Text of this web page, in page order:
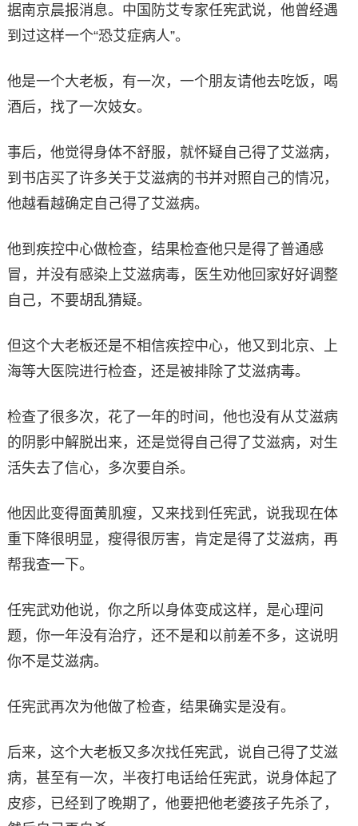
据南京晨报消息。中国防艾专家任宪武说，他曾经遇
到过这样一个“恐艾症病人”。
他是一个大老板，有一次，一个朋友请他去吃饭，喝
酒后，找了一次妓女。
事后，他觉得身体不舒服，就怀疑自己得了艾滋病，
到书店买了许多关于艾滋病的书并对照自己的情况，
他越看越确定自己得了艾滋病。
他到疾控中心做检查，结果检查他只是得了普通感
冒，并没有感染上艾滋病毒，医生劝他回家好好调整
自己，不要胡乱猜疑。
但这个大老板还是不相信疾控中心，他又到北京、上
海等大医院进行检查，还是被排除了艾滋病毒。
检查了很多次，花了一年的时间，他也没有从艾滋病
的阴影中解脱出来，还是觉得自己得了艾滋病，对生
活失去了信心，多次要自杀。
他因此变得面黄肌瘦，又来找到任宪武，说我现在体
重下降很明显，瘦得很厉害，肯定是得了艾滋病，再
帮我查一下。
任宪武劝他说，你之所以身体变成这样，是心理问
题，你一年没有治疗，还不是和以前差不多，这说明
你不是艾滋病。
任宪武再次为他做了检查，结果确实是没有。
后来，这个大老板又多次找任宪武，说自己得了艾滋
病，甚至有一次，半夜打电话给任宪武，说身体起了
皮疹，已经到了晚期了，他要把他老婆孩子先杀了，